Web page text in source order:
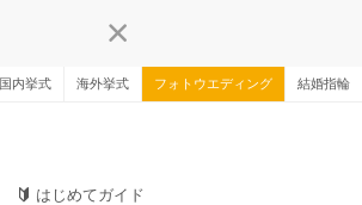
国内挙式 海外挙式 フォトウエディング 結婚指輪
はじめてガイド